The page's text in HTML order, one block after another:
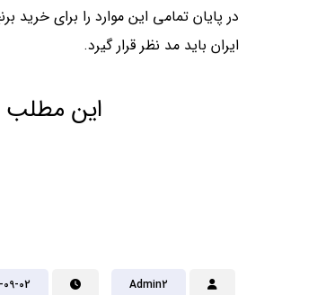
در پایان تمامی این موارد را برای خرید
ایران باید مد نظر قرار گیرد.
این مطلب
Admin2
09-02